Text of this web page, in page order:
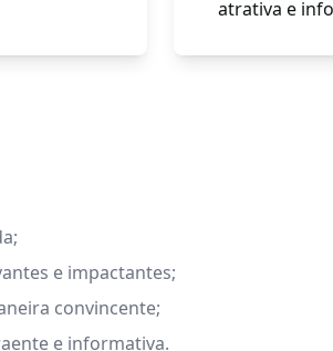
atrativa e
e impactantes;
convincente;
e informativa.